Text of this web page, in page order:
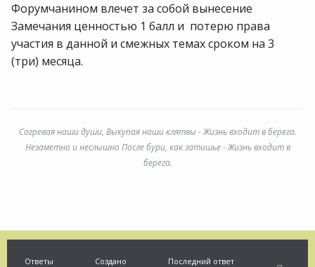
Форумчанином влечет за собой вынесение
Замечания ценностью 1 балл и потерю права
участия в данной и смежных темах сроком на 3
(три) месяца.
Согревая наши души, Выкупая наши клятвы - Жизнь входит в берега.
Незаметно и неслышно После бури, как затишье - Жизнь входит в
берега.
Ответы Создано Последний ответ